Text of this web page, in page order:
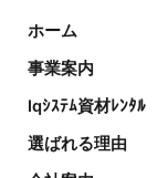
ホーム
事業案内
Iqｼｽﾃﾑ資材ﾚﾝﾀﾙ
選ばれる理由